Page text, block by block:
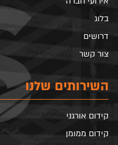
בלוג
דרושים
צור קשר
השירותים שלנו
קידום אורגני
קידום ממומן